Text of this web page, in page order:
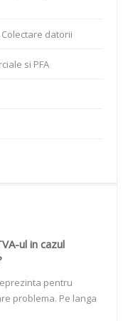
datorii
si PFA
ul in cazul
pentru
problema. Pe langa